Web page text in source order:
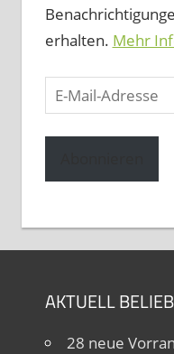
erhalten. Mehr
E-
Mail-
Adresse
AKTUELL
28 neue